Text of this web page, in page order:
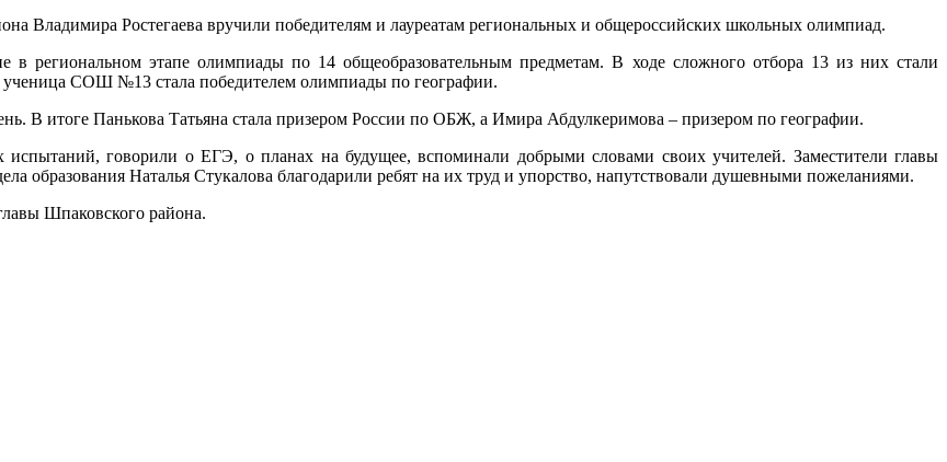
Владимира Ростегаева вручили победителям и лауреатам региональных и общероссийских школьных олимпиад.
региональном этапе олимпиады по 14 общеобразовательным предметам. В ходе сложного отбора 13 из них стали
СОШ №13 стала победителем олимпиады по географии.
В итоге Панькова Татьяна стала призером России по ОБЖ, а Имира Абдулкеримова – призером по географии.
говорили о ЕГЭ, о планах на будущее, вспоминали добрыми словами своих учителей. Заместители главы
образования Наталья Стукалова благодарили ребят на их труд и упорство, напутствовали душевными пожеланиями.
Шпаковского района.